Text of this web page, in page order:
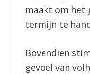
maakt om het
termijn te
Bovendien
gevoel van